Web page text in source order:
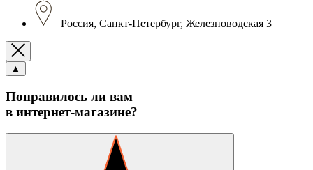
Россия, Санкт-Петербург, Железноводская 3
▲
Понравилось ли вам
в интернет-магазине?